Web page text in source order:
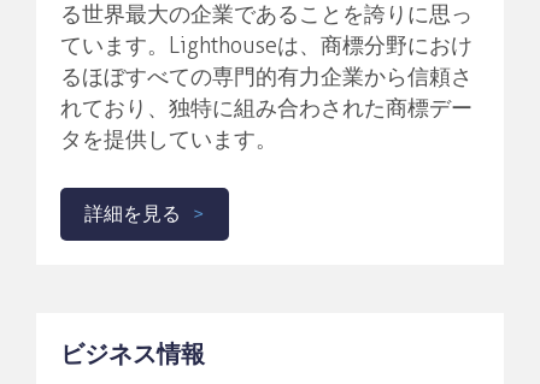
る世界最大の企業であることを誇りに思っ
ています。Lighthouseは、商標分野におけ
るほぼすべての専門的有力企業から信頼さ
れており、独特に組み合わされた商標デー
タを提供しています。
詳細を見る
ビジネス情報